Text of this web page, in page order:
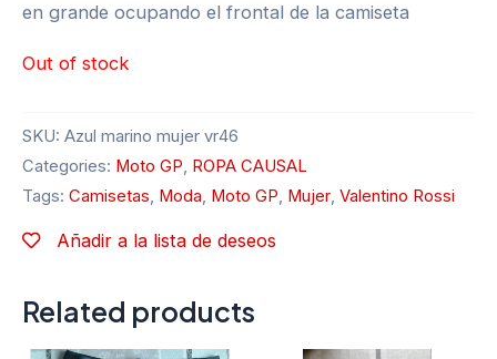
en grande ocupando el frontal de la camiseta
Out of stock
SKU: Azul marino mujer vr46
Categories: Moto GP ROPA CAUSAL
Tags: Camisetas Moda Moto GP Mujer Valentino Rossi
Añadir a la lista de deseos
Related products